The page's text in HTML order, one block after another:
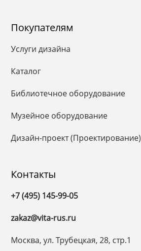
Покупателям
Услуги дизайна
Каталог
Библиотечное оборудование
Музейное оборудование
Дизайн-проект (Проектирование)
Контакты
+7 (495) 145-99-05
zakaz@vita-rus.ru
Москва, ул. Трубецкая, 28, стр.1